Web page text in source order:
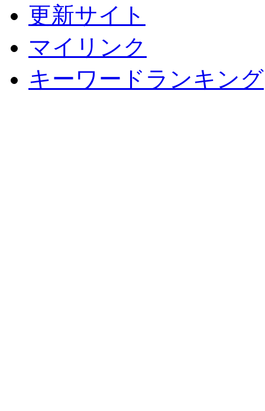
更新サイト
マイリンク
キーワードランキング